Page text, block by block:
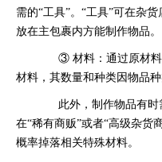
需的“工具”。“工具”可在杂
放在主包裹内方能制作物品。
③ 材料：通过原材料
材料，其数量和种类因物品种
此外，制作物品有时
在“稀有商贩”或者“高级杂货
概率掉落相关特殊材料。